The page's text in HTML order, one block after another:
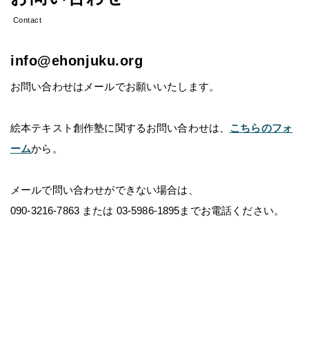
Contact
info@ehonjuku.org
お問い合わせはメールでお願いいたします。
絵本テキスト創作塾に関するお問い合わせは、 こちらのフォ
ームから。
メールで問い合わせができない場合は、
090-3216-7863 または 03-5986-1895までお電話ください。